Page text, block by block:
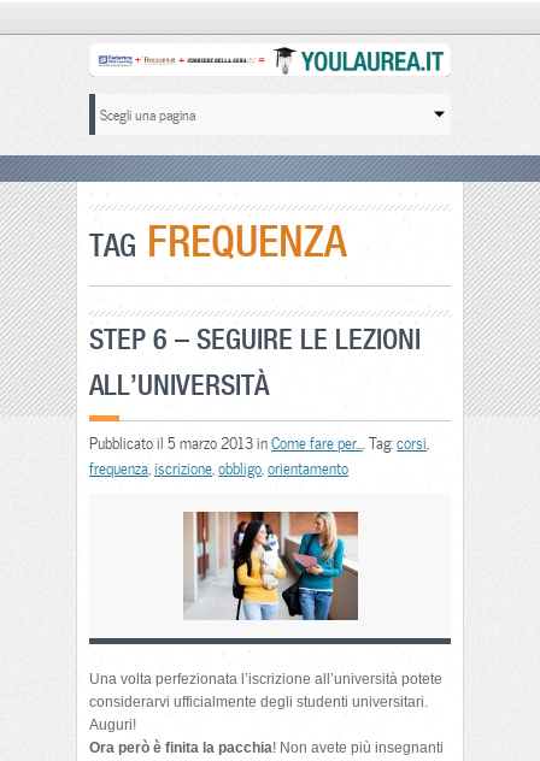
TAG FREQUENZA
STEP 6 – SEGUIRE LE LEZIONI
ALL’UNIVERSITÀ
Pubblicato il 5 marzo 2013 inCome fare per... . Tag:corsi
frequenza iscrizione obbligo orientamento
Una volta perfezionata l’iscrizione all’università potete
considerarvi ufficialmente degli studenti universitari.
Auguri!
Ora però è finita la pacchia! Non avete più insegnanti